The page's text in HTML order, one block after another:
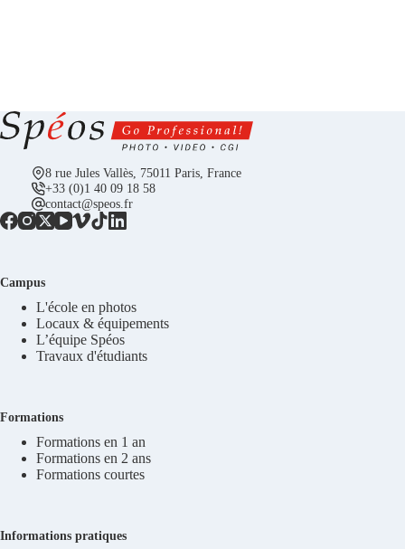
8 rue Jules Vallès, 75011 Paris, France
+33 (0)1 40 09 18 58
contact@speos.fr
Campus
L'école en photos
Locaux & équipements
L’équipe Spéos
Travaux d'étudiants
Formations
Formations en 1 an
Formations en 2 ans
Formations courtes
Informations pratiques